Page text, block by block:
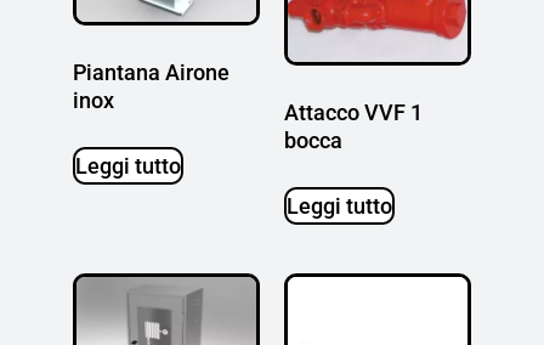
Piantana Airone
inox
Leggi tutto
Attacco VVF 1
bocca
Leggi tutto